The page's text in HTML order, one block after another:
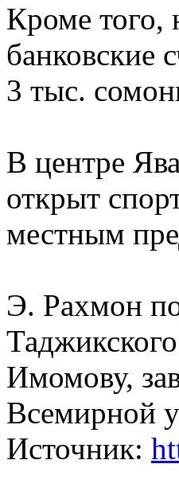
Кроме того,
банковские
3 тыс.
В центре
открыт
местным
Э. Рахмон
Имомову,
Всемирной
Источник: